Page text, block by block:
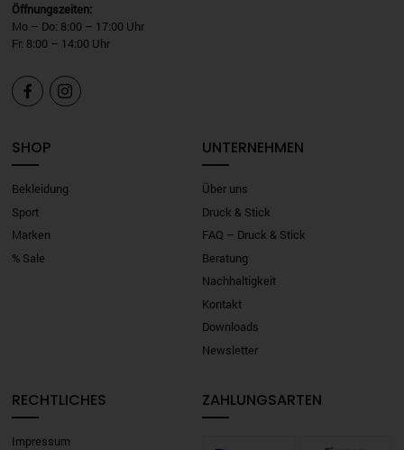
Öffnungszeiten:
Mo – Do: 8:00 – 17:00 Uhr
Fr: 8:00 – 14:00 Uhr
 
SHOP
Bekleidung
Sport
Marken
% Sale
UNTERNEHMEN
Über uns
Druck & Stick
FAQ – Druck & Stick
Beratung
Nachhaltigkeit
Kontakt
Downloads
Newsletter
RECHTLICHES
Impressum
ZAHLUNGSARTEN